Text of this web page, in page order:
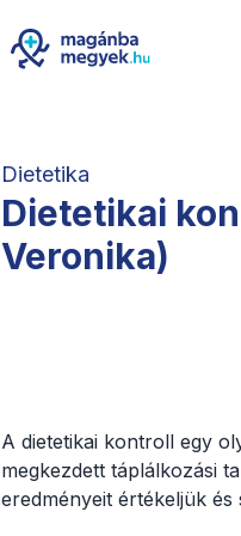
Dietetika
Dietetikai
Veronika)
A dietetikai kontroll egy
megkezdett táplálkozási
eredményeit értékeljük